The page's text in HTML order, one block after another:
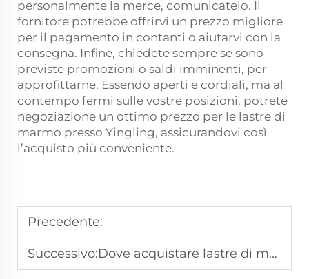
personalmente la merce, comunicatelo. Il
fornitore potrebbe offrirvi un prezzo migliore
per il pagamento in contanti o aiutarvi con la
consegna. Infine, chiedete sempre se sono
previste promozioni o saldi imminenti, per
approfittarne. Essendo aperti e cordiali, ma al
contempo fermi sulle vostre posizioni, potrete
negoziazione un ottimo prezzo per le lastre di
marmo presso Yingling, assicurandovi così
l’acquisto più conveniente.
Precedente:
Successivo:Dove acquistare lastre di marmo